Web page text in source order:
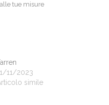
tue misure
11/2023
simile